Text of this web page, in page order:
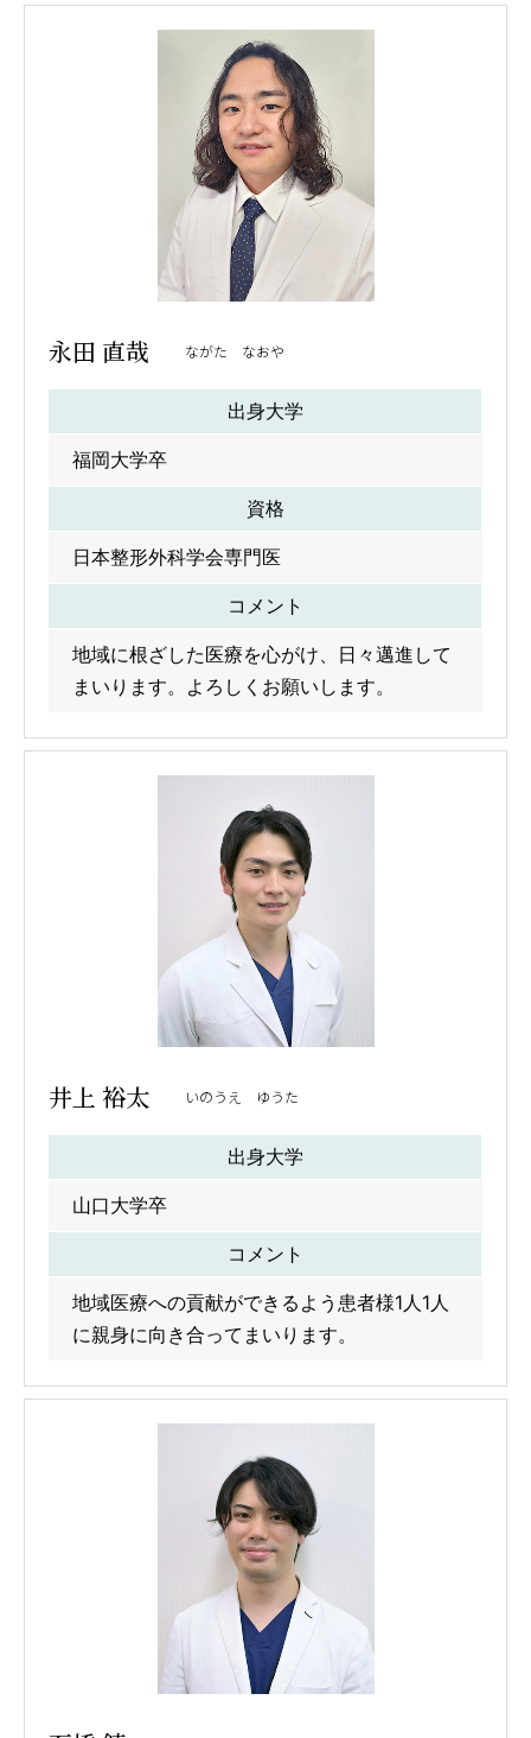
永田 直哉 ながた なおや
出身大学
福岡大学卒
資格
日本整形外科学会専門医
コメント
地域に根ざした医療を心がけ、日々邁進して
まいります。よろしくお願いします。
井上 裕太 いのうえ ゆうた
出身大学
山口大学卒
コメント
地域医療への貢献ができるよう患者様1人1人
に親身に向き合ってまいります。